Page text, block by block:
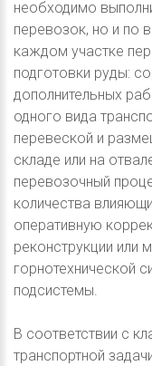
необходимо
перевозок, но и по
каждом участке
подготовки руды:
дополнительных
одного вида
перевеской и
складе или на
перевозочный
количества
оперативную
реконструкции или
горнотехнической
подсистемы.
В соответствии с
транспортной